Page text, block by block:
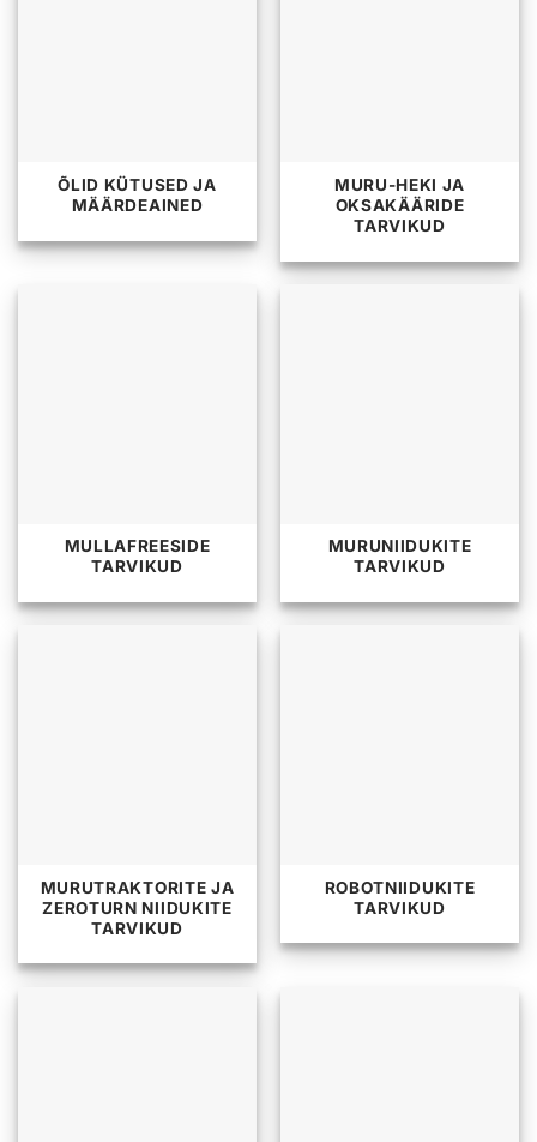
ÕLID KÜTUSED JA
MÄÄRDEAINED
MURU-HEKI JA
OKSAKÄÄRIDE
TARVIKUD
MULLAFREESIDE
TARVIKUD
MURUNIIDUKITE
TARVIKUD
MURUTRAKTORITE JA
ZEROTURN NIIDUKITE
TARVIKUD
ROBOTNIIDUKITE
TARVIKUD